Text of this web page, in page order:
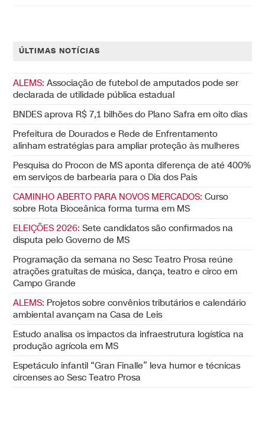
ÚLTIMAS NOTÍCIAS
ALEMS: Associação de futebol de amputados pode ser
declarada de utilidade pública estadual
BNDES aprova R$ 7,1 bilhões do Plano Safra em oito dias
Prefeitura de Dourados e Rede de Enfrentamento
alinham estratégias para ampliar proteção às mulheres
Pesquisa do Procon de MS aponta diferença de até 400%
em serviços de barbearia para o Dia dos Pais
CAMINHO ABERTO PARA NOVOS MERCADOS: Curso
sobre Rota Bioceânica forma turma em MS
ELEIÇÕES 2026: Sete candidatos são confirmados na
disputa pelo Governo de MS
Programação da semana no Sesc Teatro Prosa reúne
atrações gratuitas de música, dança, teatro e circo em
Campo Grande
ALEMS: Projetos sobre convênios tributários e calendário
ambiental avançam na Casa de Leis
Estudo analisa os impactos da infraestrutura logística na
produção agrícola em MS
Espetáculo infantil “Gran Finalle” leva humor e técnicas
circenses ao Sesc Teatro Prosa